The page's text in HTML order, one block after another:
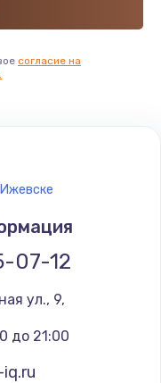
согласие на
07-12
ул., 9,
до 21:00